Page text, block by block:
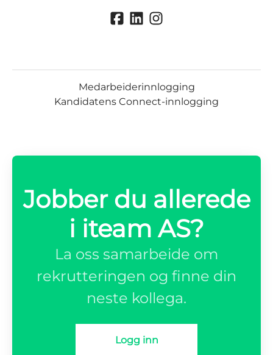
Medarbeiderinnlogging
Kandidatens Connect-innlogging
Jobber du allerede
i iteam AS?
La oss samarbeide om
rekrutteringen og finne din
neste kollega.
Logg inn